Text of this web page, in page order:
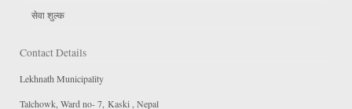
सेवा शुल्क
Contact Details
Lekhnath Municipality
Talchowk, Ward no- 7, Kaski , Nepal